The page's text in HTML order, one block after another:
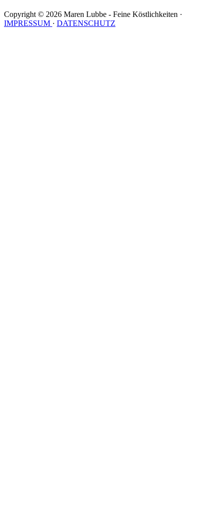
Copyright © 2026 Maren Lubbe - Feine Köstlichkeiten ·
IMPRESSUM · DATENSCHUTZ